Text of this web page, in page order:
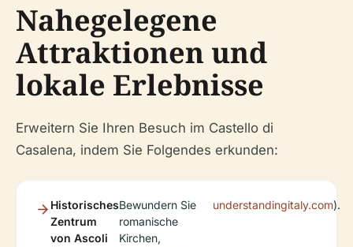
Nahegelegene
Attraktionen und
lokale Erlebnisse
Erweitern Sie Ihren Besuch im Castello di
Casalena, indem Sie Folgendes erkunden:
Historisches
Zentrum
von Ascoli
Bewundern Sie
romanische
Kirchen,
understandingitaly.com).